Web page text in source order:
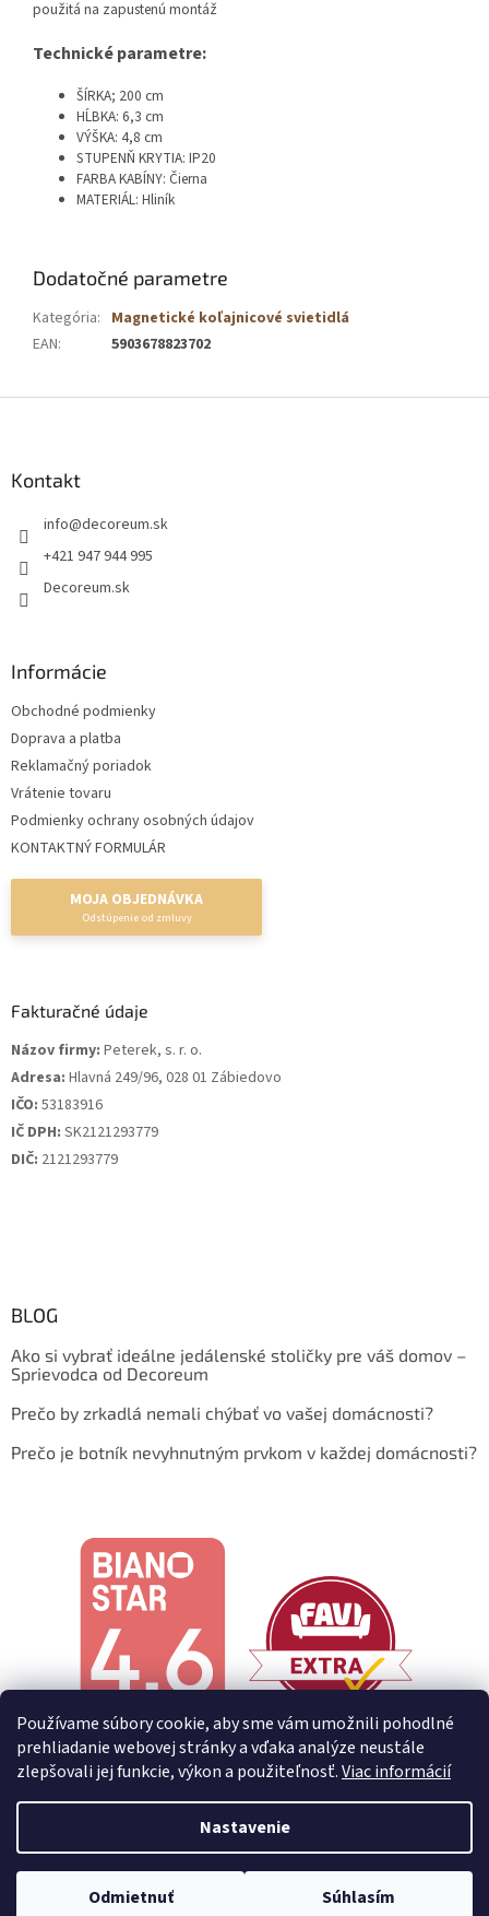
Používame súbory cookie, aby sme vám umožnili pohodlné
prehliadanie webovej stránky a vďaka analýze neustále
zlepšovali jej funkcie, výkon a použiteľnosť.Viac informácií
Nastavenie
Odmietnuť Súhlasím
použitá na zapustenú montáž
Technické parametre:
ŠÍRKA; 200 cm
HĹBKA: 6,3 cm
VÝŠKA: 4,8 cm
STUPENŇ KRYTIA: IP20
FARBA KABÍNY: Čierna
MATERIÁL: Hliník
Dodatočné parametre
Kategória: Magnetické koľajnicové svietidlá
EAN: 5903678823702
Kontakt
info@decoreum.sk
+421 947 944 995
Decoreum.sk
Informácie
Obchodné podmienky
Doprava a platba
Reklamačný poriadok
Vrátenie tovaru
Podmienky ochrany osobných údajov
KONTAKTNÝ FORMULÁR
MOJA OBJEDNÁVKA
Fakturačné údaje
Názov firmy: Peterek, s. r. o.
Adresa: Hlavná 249/96, 028 01 Zábiedovo
IČO: 53183916
IČ DPH: SK2121293779
DIČ: 2121293779
BLOG
Ako si vybrať ideálne jedálenské stoličky pre váš domov –
Sprievodca od Decoreum
Prečo by zrkadlá nemali chýbať vo vašej domácnosti?
Prečo je botník nevyhnutným prvkom v každej domácnosti?
Vytvoril Shoptet
Copyright 2026 . Všetky práva vyhradené.